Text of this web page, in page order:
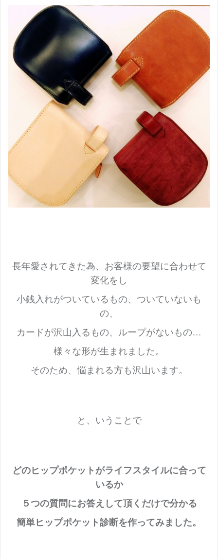
長年愛されてきた為、お客様の要望に合わせて
変化をし
小銭入れがついているもの、ついていないも
の、
カードが沢山入るもの、ループがないもの…
様々な形が生まれました。
そのため、悩まれる方も沢山います。
と、いうことで
どのヒップポケットがライフスタイルに合って
いるか
５つの質問にお答えして頂くだけで分かる
簡単ヒップポケット診断を作ってみました。